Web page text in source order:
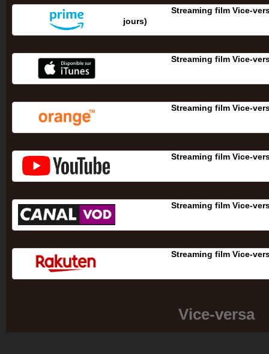
Streaming film Vice-
jours‎)
Streaming film Vice-
Streaming film Vice-
Streaming film Vice-
Streaming film Vice-
Streaming film Vice-
Vice-versa